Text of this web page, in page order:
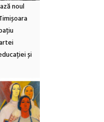
noul
și